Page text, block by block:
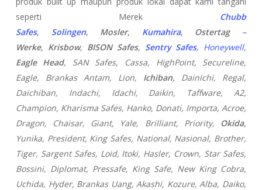
seperti Merek Chubb
Safes, Solingen, Mosler, Kumahira, Ostertag –
Werke, Krisbow, BISON Safes, Sentry Safes, Honeywell,
Eagle Head, SAN Safes, Cassa, HighPoint, Secureline,
Eagle, Brankas Antam, Lion, Ichiban, Dainichi, Regal,
Daichiban, Indachi, Idachi, Daikin, Taffware, A2,
Champion, Kharisma Safes, Hanko, Donati, Importa, Acroe,
Dragon, Chaisar, Giant, Yale, Brilliant, Priority,
Okida,
Yunika, President, King Safes, National, Nasional, Brother,
Tiger, Sargent Safes, Loid, Itoki, Hasler, Crown, Star Safes,
Bossini, Diplomat, Pressafe, King Safe, New King Cobra,
Uchida, Hyder, Brankas Uang, Akashi, Kozure, Alba, Daiko,